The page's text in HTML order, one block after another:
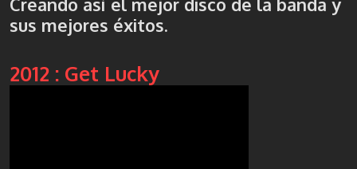
sus mejores éxitos.
2012 : Get Lucky